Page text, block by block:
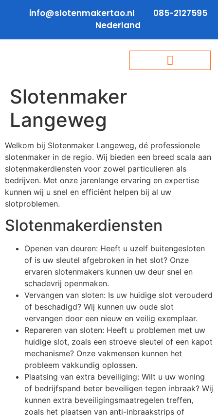
info@slotenmakertao.nl
085-2127595
Nederland
Slotenmaker
Langeweg
Welkom bij Slotenmaker Langeweg, dé professionele
slotenmaker in de regio. Wij bieden een breed scala aan
slotenmakerdiensten voor zowel particulieren als
bedrijven. Met onze jarenlange ervaring en expertise
kunnen wij u snel en efficiënt helpen bij al uw
slotproblemen.
Slotenmakerdiensten
Openen van deuren: Heeft u uzelf buitengesloten
of is uw sleutel afgebroken in het slot? Onze
ervaren slotenmakers kunnen uw deur snel en
schadevrij openmaken.
Vervangen van sloten: Is uw huidige slot verouderd
of beschadigd? Wij kunnen uw oude slot
vervangen door een nieuw en veilig exemplaar.
Repareren van sloten: Heeft u problemen met uw
huidige slot, zoals een stroeve sleutel of een kapot
mechanisme? Onze vakmensen kunnen het
probleem vakkundig oplossen.
Plaatsing van extra beveiliging: Wilt u uw woning
of bedrijfspand beter beveiligen tegen inbraak? Wij
kunnen extra beveiligingsmaatregelen treffen,
zoals het plaatsen van anti-inbraakstrips of